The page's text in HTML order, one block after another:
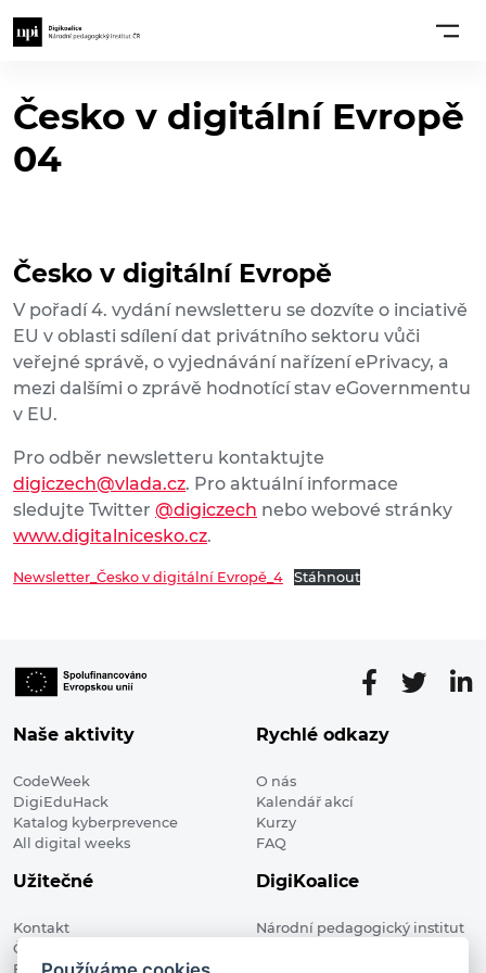
Česko v digitální Evropě
04
Česko v digitální Evropě
V pořadí 4. vydání newsletteru se dozvíte o inciativě
EU v oblasti sdílení dat privátního sektoru vůči
veřejné správě, o vyjednávání nařízení ePrivacy, a
mezi dalšími o zprávě hodnotící stav eGovernmentu
v EU.
Pro odběr newsletteru kontaktujte
digiczech@vlada.cz. Pro aktuální informace
sledujte Twitter @digiczech nebo webové stránky
www.digitalnicesko.cz.
Newsletter_Česko v digitální Evropě_4 Stáhnout
Naše aktivity
CodeWeek
DigiEduHack
Katalog kyberprevence
All digital weeks
Rychlé odkazy
O nás
Kalendář akcí
Kurzy
FAQ
Užitečné
Kontakt
Členské organizace
Blog
DigiKoalice
Národní pedagogický institut